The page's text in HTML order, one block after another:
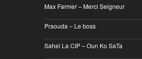
Max Farmer – Merci Seigneur
Praouda – Le boss
Sahel La CIP – Oun Ko SaTa